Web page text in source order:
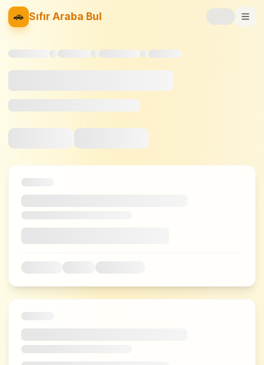
🚗 Sıfır Araba Bul
Markalar
🚙SUV
❤️Favoriler